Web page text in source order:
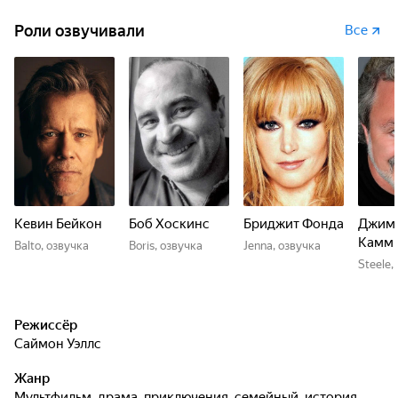
Роли озвучивали Все
Кевин Бейкон
Balto, озвучка
Боб Хоскинс
Boris, озвучка
Бриджит Фонда
Jenna, озвучка
Джим
Steele,
Режиссёр
Саймон Уэллс
Жанр